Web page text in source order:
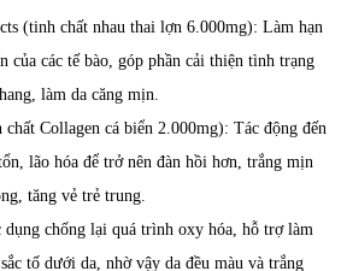
(tinh chất nhau thai lợn 6.000mg): Làm hạn
của các tế bào, góp phần cải thiện tình trạng
làm da căng mịn.
Collagen cá biển 2.000mg): Tác động đến
lão hóa để trở nên đàn hồi hơn, trắng mịn
tăng vẻ trẻ trung.
chống lại quá trình oxy hóa, hỗ trợ làm
tố dưới da, nhờ vậy da đều màu và trắng